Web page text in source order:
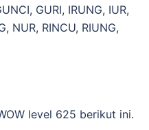
GURI, IRUNG, IUR,
NUR, RINCU, RIUNG,
level 625 berikut ini.